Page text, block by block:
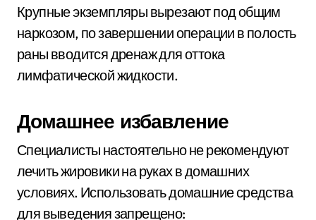
Крупные экземпляры вырезают под общим
наркозом, по завершении операции в полость
раны вводится дренаж для оттока
лимфатической жидкости.
Домашнее избавление
Специалисты настоятельно не рекомендуют
лечить жировики на руках в домашних
условиях. Использовать домашние средства
для выведения запрещено: